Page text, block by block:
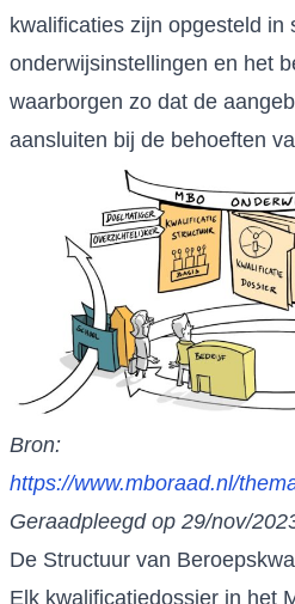
kwalificaties zijn opgesteld in
onderwijsinstellingen en het
waarborgen zo dat de
aansluiten bij de behoeften
Bron:
https://www.mboraad.nl/
Geraadpleegd op 29/nov/
De Structuur van
Elk kwalificatiedossier in het